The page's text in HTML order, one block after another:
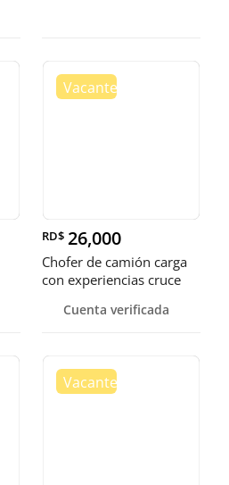
RD$ 26,000
Chofer de camión carga
con experiencias cruce
Cuenta verificada